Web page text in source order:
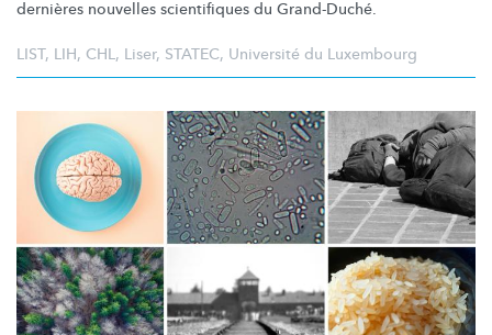
dernières nouvelles scientifiques du Grand-Duché.
LIST, LIH, CHL, Liser, STATEC, Université du Luxembourg